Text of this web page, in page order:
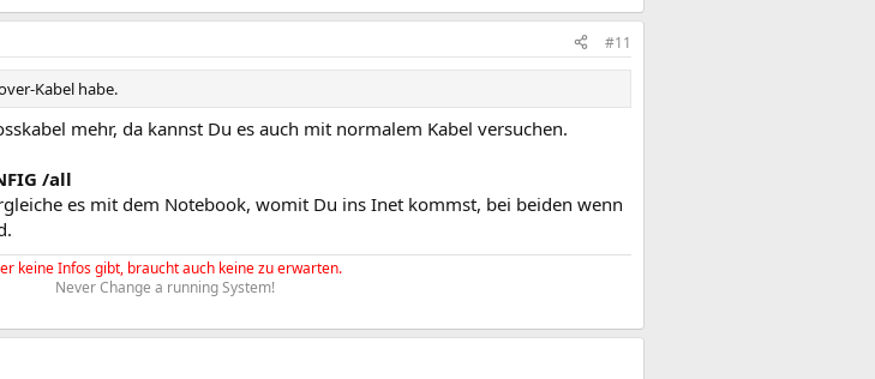
#11
Kabel habe.
mehr, da kannst Du es auch mit normalem Kabel versuchen.
/all
es mit dem Notebook, womit Du ins Inet kommst, bei beiden wenn
keine Infos gibt, braucht auch keine zu erwarten.
Never Change a running System!